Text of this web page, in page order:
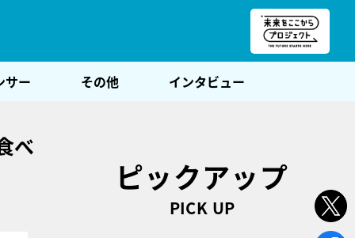
サー その他 インタビュー
べ
ピックアップ
PICK UP